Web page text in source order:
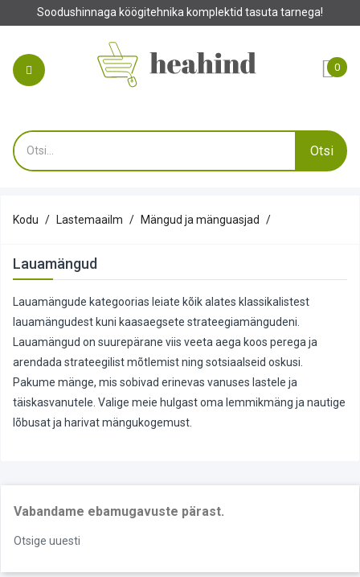
köögitehnika komplektid tasuta tarnega!
0
Otsi
Kodu Lastemaailm Mängud ja mänguasjad
Lauamängud
Lauamängude kategoorias leiate kõik alates klassikalistest
lauamängudest kuni kaasaegsete strateegiamängudeni.
Lauamängud on suurepärane viis veeta aega koos perega ja
arendada strateegilist mõtlemist ning sotsiaalseid oskusi.
Pakume mänge, mis sobivad erinevas vanuses lastele ja
täiskasvanutele. Valige meie hulgast oma lemmikmäng ja nautige
lõbusat ja harivat mängukogemust.
Vabandame ebamugavuste pärast.
Otsige uuesti